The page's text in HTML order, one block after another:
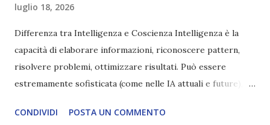
luglio 18, 2026
Differenza tra Intelligenza e Coscienza Intelligenza è la
capacità di elaborare informazioni, riconoscere pattern,
risolvere problemi, ottimizzare risultati. Può essere
estremamente sofisticata (come nelle IA attuali e future),
soggettiva, non prova vero amore, non ha libero arbitrio
CONDIVIDI
POSTA UN COMMENTO